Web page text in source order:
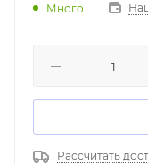
Много
Рассчитать